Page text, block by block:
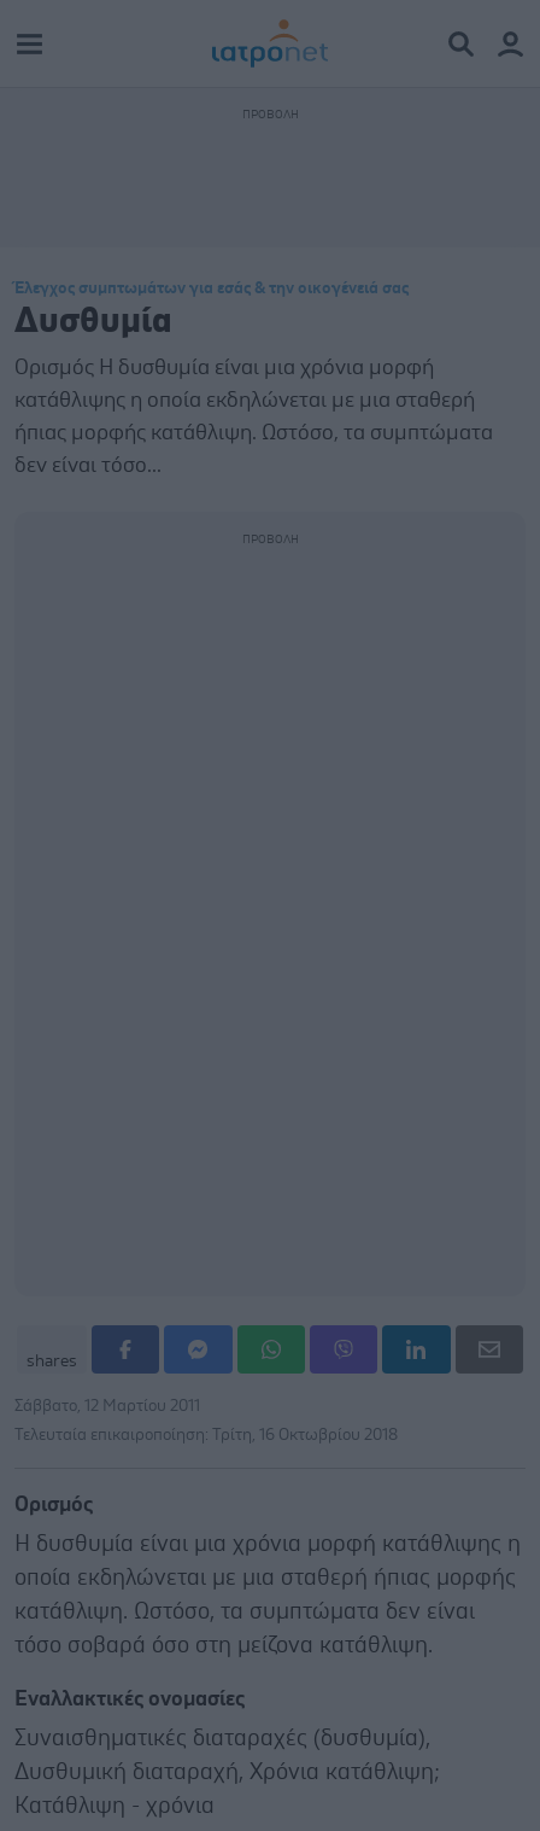
Έλεγχος συμπτωμάτων για εσάς & την οικογένειά σας
Δυσθυμία
Ορισμός Η δυσθυμία είναι μια χρόνια μορφή
κατάθλιψης η οποία εκδηλώνεται με μια σταθερή
ήπιας μορφής κατάθλιψη. Ωστόσο, τα συμπτώματα
δεν είναι τόσο...
shares
Σάββατο, 12 Μαρτίου 2011
Τελευταία επικαιροποίηση: Τρίτη, 16 Οκτωβρίου 2018
Ορισμός
Η δυσθυμία είναι μια χρόνια μορφή κατάθλιψης η
οποία εκδηλώνεται με μια σταθερή ήπιας μορφής
κατάθλιψη. Ωστόσο, τα συμπτώματα δεν είναι
τόσο σοβαρά όσο στη μείζονα κατάθλιψη.
Εναλλακτικές ονομασίες
Συναισθηματικές διαταραχές (δυσθυμία),
Δυσθυμική διαταραχή, Χρόνια κατάθλιψη;
Κατάθλιψη - χρόνια